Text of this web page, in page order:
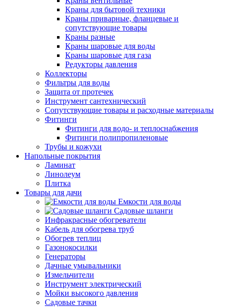
Краны для бытовой техники
Краны приварные, фланцевые и
сопутствующие товары
Краны разные
Краны шаровые для воды
Краны шаровые для газа
Редукторы давления
Коллекторы
Фильтры для воды
Защита от протечек
Инструмент сантехнический
Сопутствующие товары и расходные материалы
Фитинги
Фитинги для водо- и теплоснабжения
Фитинги полипропиленовые
Трубы и кожухи
Напольные покрытия
Ламинат
Линолеум
Плитка
Товары для дачи
Емкости для воды
Садовые шланги
Инфракрасные обогреватели
Кабель для обогрева труб
Обогрев теплиц
Газонокосилки
Генераторы
Дачные умывальники
Измельчители
Инструмент электрический
Мойки высокого давления
Садовые тачки